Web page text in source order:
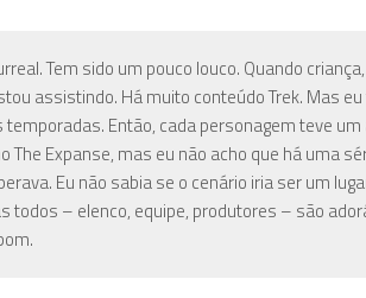
Tem sido um pouco louco. Quando
assistindo. Há muito conteúdo Trek. Mas
Então, cada personagem teve
The Expanse, mas eu não acho que há uma
Eu não sabia se o cenário iria ser um
todos – elenco, equipe, produtores – são